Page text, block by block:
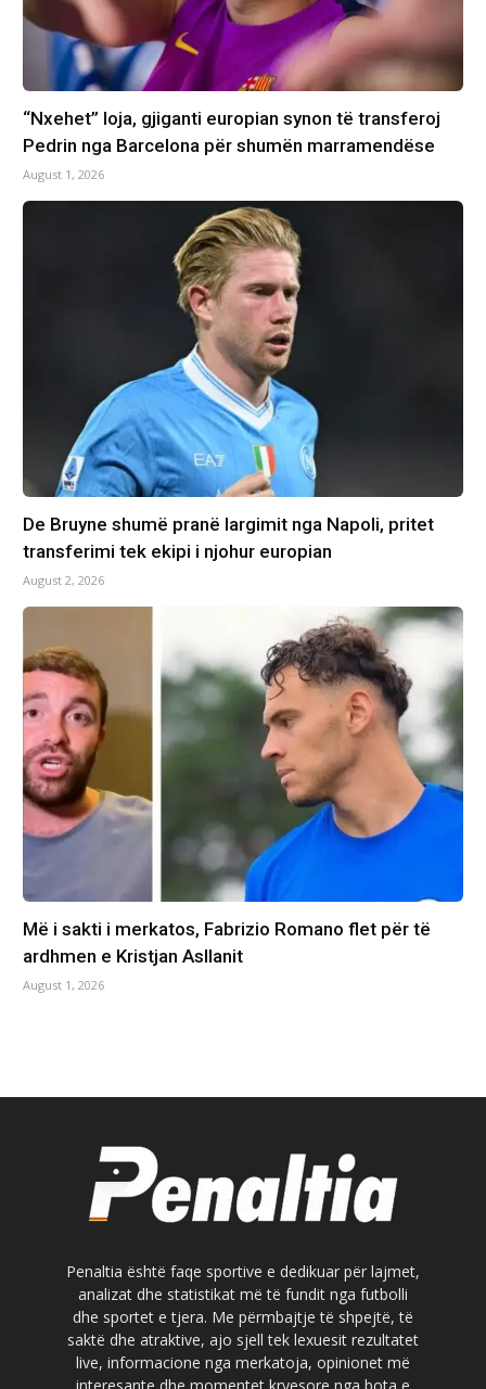
“Nxehet” loja, gjiganti europian synon të transferoj
Pedrin nga Barcelona për shumën marramendëse
August 1, 2026
De Bruyne shumë pranë largimit nga Napoli, pritet
transferimi tek ekipi i njohur europian
August 2, 2026
Më i sakti i merkatos, Fabrizio Romano flet për të
ardhmen e Kristjan Asllanit
August 1, 2026
Penaltia është faqe sportive e dedikuar për lajmet,
analizat dhe statistikat më të fundit nga futbolli
dhe sportet e tjera. Me përmbajtje të shpejtë, të
saktë dhe atraktive, ajo sjell tek lexuesit rezultatet
live, informacione nga merkatoja, opinionet më